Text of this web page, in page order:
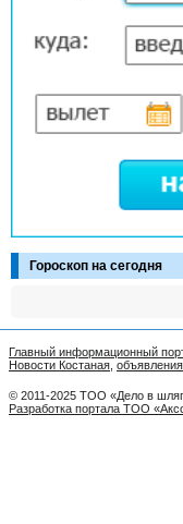
Гороскоп на сегодня
Главный информационный
Новости Костаная объявления
© 2011-2025 ТОО «Дело в
Разработка портала ТОО